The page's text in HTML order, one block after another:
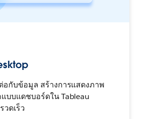
อกับข้อมูล สร้างการแสดงภาพ
บบแดชบอร์ดใน Tableau
วดเร็ว